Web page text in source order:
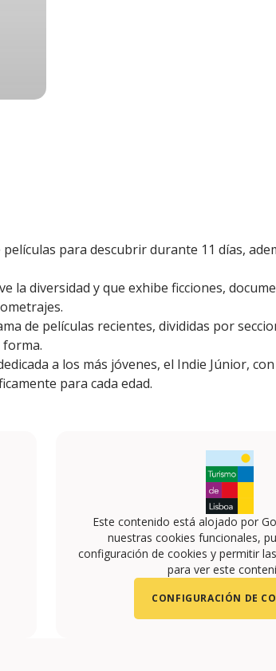
para descubrir durante 11 días,
la diversidad y que exhibe ficciones,
de películas recientes, divididas por
a los más jóvenes, el Indie Júnior,
para cada edad.
Este contenido está alojado por
nuestras cookies funcionales,
configuración de cookies y permitir
para ver este
CONFIGURACIÓN DE